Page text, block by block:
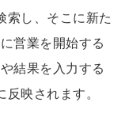
索し、そこに新た
営業を開始する
結果を入力する
映されます。